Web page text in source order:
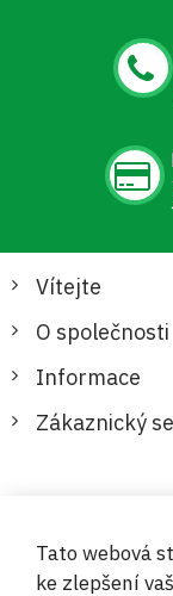
Vítejte
O společnosti
Informace
Zákaznický
Tato webová
ke zlepšení